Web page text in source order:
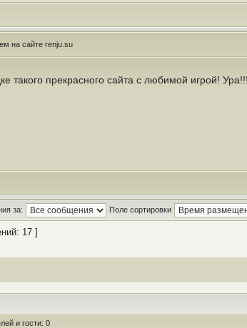
на сайте renju.su
такого прекрасного сайта с любимой игрой! Ура!!!
за: Поле сортировки
17 ]
и гости: 0